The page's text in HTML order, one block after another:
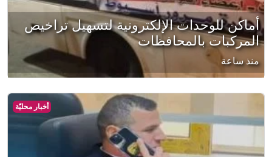
أماكن للوحدات الإلكترونية لتسهيل تراخيص
المركبات بالمحافظات
منذ ساعة
أخبار محليّة